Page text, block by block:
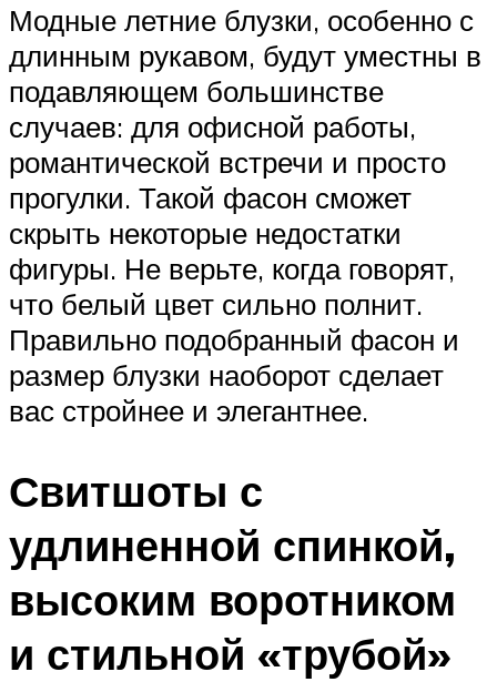
Модные летние блузки, особенно с
длинным рукавом, будут уместны в
подавляющем большинстве
случаев: для офисной работы,
романтической встречи и просто
прогулки. Такой фасон сможет
скрыть некоторые недостатки
фигуры. Не верьте, когда говорят,
что белый цвет сильно полнит.
Правильно подобранный фасон и
размер блузки наоборот сделает
вас стройнее и элегантнее.
Свитшоты с
удлиненной спинкой,
высоким воротником
и стильной «трубой»